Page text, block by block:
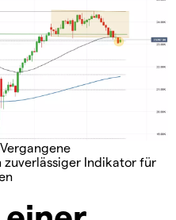
Indikator für